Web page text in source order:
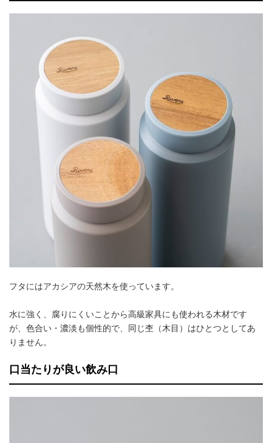
フタにはアカシアの天然木を使っています。
水に強く、腐りにくいことから高級家具にも使われる木材です
が、色合い・濃淡も個性的で、同じ杢（木目）はひとつとしてあ
りません。
口当たりが良い飲み口